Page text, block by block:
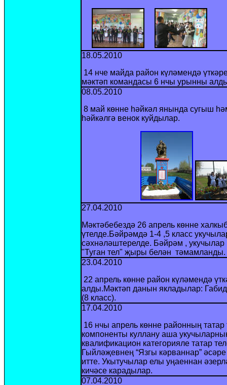
18.05.2010
14 нче майда район күләмендә
мәктәп командасы 6 нчы урынны
08.05.2010
8 май көнне һәйкәл янында сугыш
һәйкәлгә венок куйдылар.
27.04.2010
Мәктәбебездә 26 апрель көнне
үтелде.Бәйрәмдә 1-4 ,5 класс
сәхнәләштерелде. Бәйрәм ,
"Туган тел" җыры белән тәмамланды.
23.04.2010
22 апрель көнне район күләмендә
алды.Мәктәп данын якладылар:
(8 класс).
17.04.2010
16 нчы апрель көнне районның
компоненты куллану аша
квалификацион категорияле татар
Гыйләҗевнең “Язгы кәрваннар”
итте. Укытучылар елы уңаеннан
кичәсе карадылар.
07.04.2010